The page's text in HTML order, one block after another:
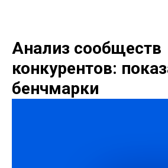
Анализ сообществ
конкурентов:
бенчмарки